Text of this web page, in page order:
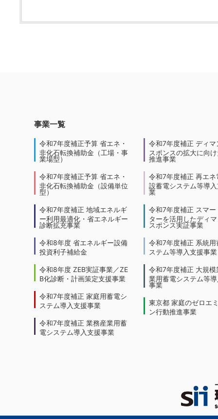
事業一覧
令和7年度補正予算 省エネ・
非化石転換補助金（工場・事
業場型）
令和7年度補正予算 省エネ・
非化石転換補助金（設備単位
型）
令和7年度補正 地域エネルギ
ー利用最適化・省エネルギー
診断拡充事業
令和8年度 省エネルギー設備
投資利子補給金
令和8年度 ZEB実証事業／ZE
B化診断・計画策定支援事業
令和7年度補正 家庭用蓄電シ
ステム導入支援事業
令和7年度補正 業務産業用蓄
電システム導入支援事業
令和7年度補正 ディマ
スポンスの拡大に向
推進事業
令和7年度補正 再エネ
設蓄電システム等導
業
令和7年度補正 スマー
ターを活用したディ
スポンス実証事業
令和7年度補正 系統用
ステム等導入支援事業
令和7年度補正 大規模
業用蓄電システム等
事業
東京都 家庭のゼロエ
ン行動推進事業